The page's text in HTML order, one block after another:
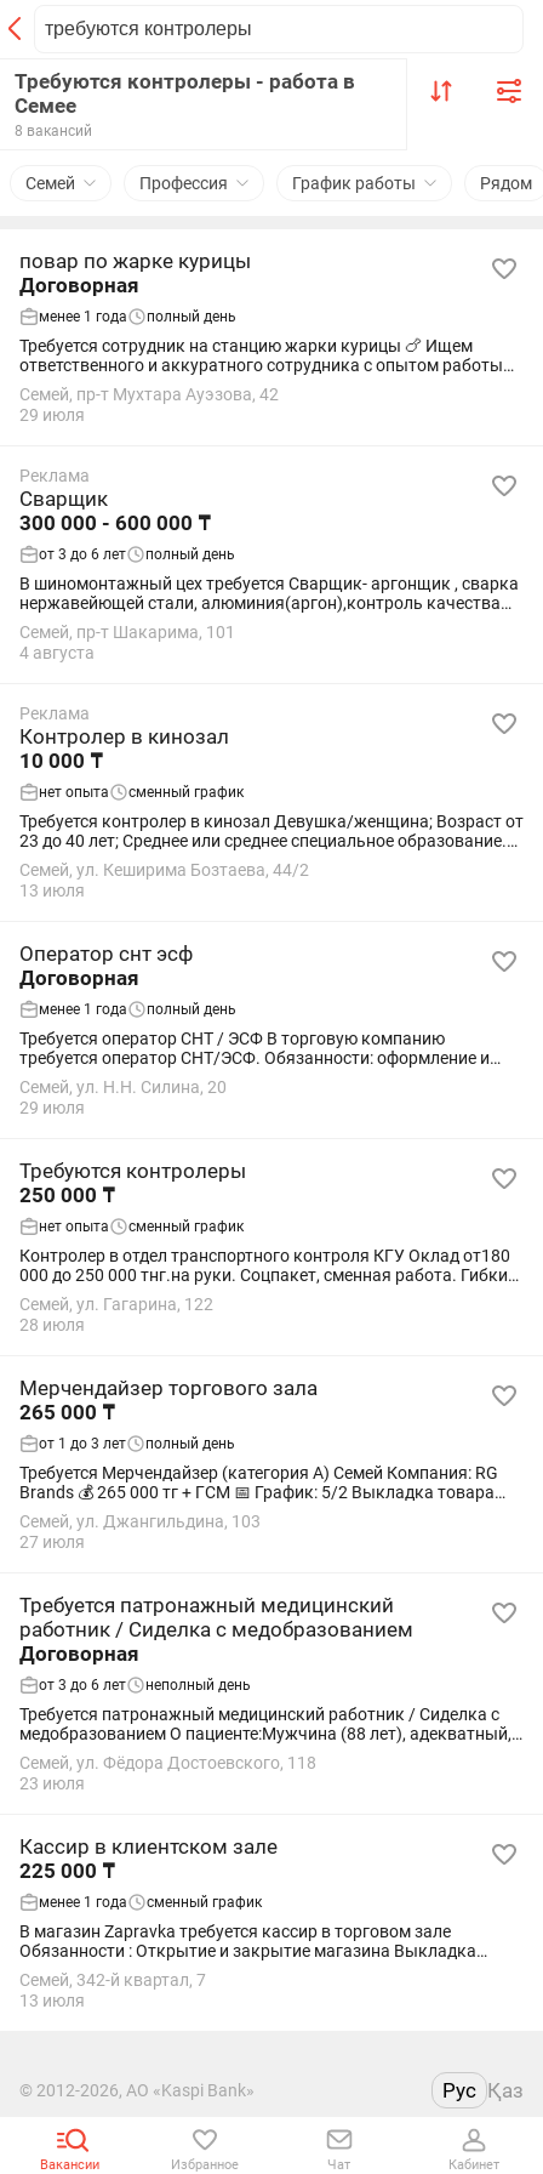
Требуются контролеры - работа в
Семее
8 вакансий
Семей Профессия График работы Рядом
повар по жарке курицы
Договорная
менее 1 года полный день
Требуется сотрудник на станцию жарки курицы 🍗 Ищем
ответственного и аккуратного сотрудника с опытом работы
на кухне. Требования: — опыт работы с жаркой курицы —
умение работать с фритюром и...
Семей, пр-т Мухтара Ауэзова, 42
29 июля
Реклама
Сварщик
300 000 - 600 000 ₸
от 3 до 6 лет полный день
В шиномонтажный цех требуется Сварщик- аргонщик , сварка
нержавейющей стали, алюминия(аргон),контроль качества
швов, править диски автомашин
Семей, пр-т Шакарима, 101
4 августа
Реклама
Контролер в кинозал
10 000 ₸
нет опыта сменный график
Требуется контролер в кинозал Девушка/женщина; Возраст от
23 до 40 лет; Среднее или среднее специальное образование.
Опыт работы в сфере обслуживания приветствуется, но не
обязателен. Грамотная...
Семей, ул. Кеширима Бозтаева, 44/2
13 июля
Оператор снт эсф
Договорная
менее 1 года полный день
Требуется оператор СНТ / ЭСФ В торговую компанию
требуется оператор СНТ/ЭСФ. Обязанности: оформление и
подтверждение СНТ; выписка ЭСФ; работа с ИС ЭСФ и
Виртуальным складом; контроль движения...
Семей, ул. Н.Н. Силина, 20
29 июля
Требуются контролеры
250 000 ₸
нет опыта сменный график
Контролер в отдел транспортного контроля КГУ Оклад от180
000 до 250 000 тнг.на руки. Соцпакет, сменная работа. Гибкий
график.Карьерный рост.
Семей, ул. Гагарина, 122
28 июля
Мерчендайзер торгового зала
265 000 ₸
от 1 до 3 лет полный день
Требуется Мерчендайзер (категория А) Семей Компания: RG
Brands 💰 265 000 тг + ГСМ 📅 График: 5/2 Выкладка товара
(AVA, Piala, ASU, Gracio) Контроль наличия на полке Доп. места
продаж (холодильники,...
Семей, ул. Джангильдина, 103
27 июля
Требуется патронажный медицинский
работник / Сиделка с медобразованием
Договорная
от 3 до 6 лет неполный день
Требуется патронажный медицинский работник / Сиделка с
медобразованием О пациенте:Мужчина (88 лет), адекватный,
в ясном уме и здравии. Есть возрастные проблемы с сердцем
и почками. Нужна...
Семей, ул. Фёдора Достоевского, 118
23 июля
Кассир в клиентском зале
225 000 ₸
менее 1 года сменный график
В магазин Zapravka требуется кассир в торговом зале
Обязанности : Открытие и закрытие магазина Выкладка
товара Соблюдение ротации товара Контроль сроков
годности Обслуживание клиентов Порядок и...
Семей, 342-й квартал, 7
13 июля
© 2012-2026, АО «Kaspi Bank» Рус Қаз
Пользовательское соглашение
Вакансии Избранное Чат Кабинет